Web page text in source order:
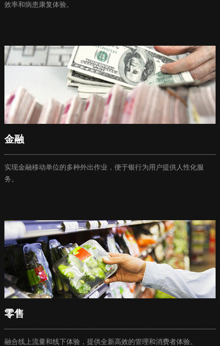
效率和病患康复体验。
金融
实现金融移动单位的多种外出作业，便于银行为用户提供人性化服
务。
零售
融合线上流量和线下体验，提供全新高效的管理和消费者体验。